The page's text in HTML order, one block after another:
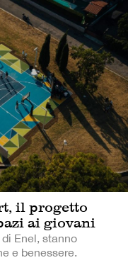
il progetto
ai giovani
Enel, stanno
e benessere.